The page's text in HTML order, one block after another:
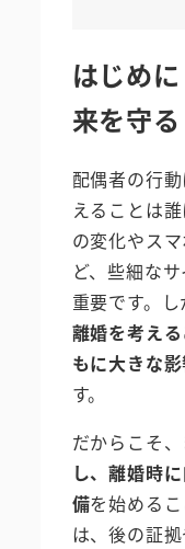
はじめ
来を守る
配偶者の行動
えることは
の変化やス
ど、些細な
重要です。し
離婚を考え
もに大きな
す。
だからこそ
し、離婚時
備を始める
は、後の証